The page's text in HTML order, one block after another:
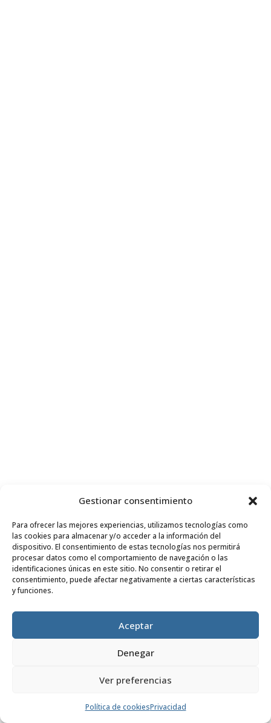
Gestionar consentimiento
Para ofrecer las mejores experiencias, utilizamos tecnologías como
las cookies para almacenar y/o acceder a la información del
dispositivo. El consentimiento de estas tecnologías nos permitirá
procesar datos como el comportamiento de navegación o las
identificaciones únicas en este sitio. No consentir o retirar el
consentimiento, puede afectar negativamente a ciertas características
y funciones.
Aceptar
Denegar
Ver preferencias
Política de cookiesPrivacidad
Fundación Dilaya